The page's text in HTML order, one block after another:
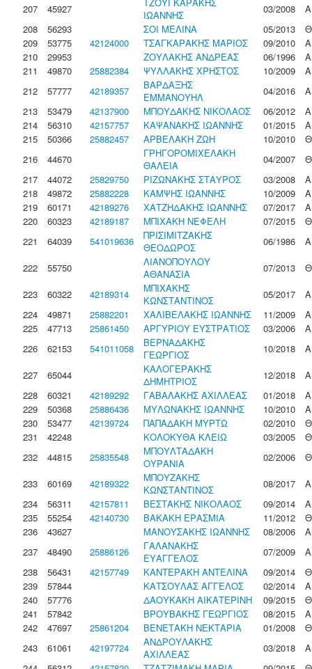
207 45927
ΙΩΑΝΝΗΣ
03/2008
Α
208
56293 ΣΟΙ ΜΕΛΙΝΑ 05/2013
Θ
209
53775 42124000 ΤΣΑΓΚΑΡΑΚΗΣ ΜΑΡΙΟΣ 09/2010
Α
210
29953 ΖΟΥΛΑΚΗΣ ΑΝΔΡΕΑΣ 06/1996
Α
211
49870 25882384 ΨΥΛΛΑΚΗΣ ΧΡΗΣΤΟΣ 10/2009
Α
212
57777 42189357
ΒΑΡΔΑΞΗΣ
ΕΜΜΑΝΟΥΗΛ
04/2016
Α
213
53479 42137900 ΜΠΟΥΔΑΚΗΣ ΝΙΚΟΛΑΟΣ 06/2012
Α
214
56310 42157757 ΚΑΨΑΝΑΚΗΣ ΙΩΑΝΝΗΣ 01/2015
Α
215
50366 25882457 ΑΡΒΕΛΑΚΗ ΖΩΗ 10/2010
Θ
216
44670
ΓΡΗΓΟΡΟΜΙΧΕΛΑΚΗ
ΘΑΛΕΙΑ
04/2007
Θ
217
44072 25829750 ΡΙΖΩΝΑΚΗΣ ΣΤΑΥΡΟΣ 03/2008
Α
218
49872 25882228 ΚΑΜΨΗΣ ΙΩΑΝΝΗΣ 10/2009
Α
219
60171 42189276 ΧΑΤΖΗΔΑΚΗΣ ΙΩΑΝΝΗΣ 07/2017
Α
220
60323 42189187 ΜΠΙΧΑΚΗ ΝΕΦΕΛΗ 07/2015
Θ
221
64039 541019636
ΠΡΙΣΙΜΙΤΖΑΚΗΣ
ΘΕΟΔΩΡΟΣ
06/1986
Α
222
55750
ΛΙΑΝΟΠΟΥΛΟΥ
ΑΘΑΝΑΣΙΑ
07/2013
Θ
223
60322 42189314
ΜΠΙΧΑΚΗΣ
ΚΩΝΣΤΑΝΤΙΝΟΣ
05/2017
Α
224
49871 25882201 ΧΑΛΙΒΕΛΑΚΗΣ ΙΩΑΝΝΗΣ 11/2009
Α
225
47713 25861450 ΑΡΓΥΡΙΟΥ ΕΥΣΤΡΑΤΙΟΣ 03/2006
Α
226
62153 541011058
ΒΕΡΝΑΔΑΚΗΣ
ΓΕΩΡΓΙΟΣ
10/2018
Α
227
65044
ΚΑΛΟΓΕΡΑΚΗΣ
ΔΗΜΗΤΡΙΟΣ
12/2018
Α
228
60321 42189292 ΓΑΒΑΛΑΚΗΣ ΑΧΙΛΛΕΑΣ 01/2018
Α
229
50368 25886436 ΜΥΛΩΝΑΚΗΣ ΙΩΑΝΝΗΣ 10/2010
Α
230
53477 42139724 ΠΑΠΑΔΑΚΗ ΜΥΡΤΩ 02/2010
Θ
231
42248 ΚΟΛΟΚΥΘΑ ΚΛΕΙΩ 03/2005
Θ
232
44815 25835548
ΜΠΟΥΛΤΑΔΑΚΗ
ΟΥΡΑΝΙΑ
02/2006
Θ
233
60169 42189322
ΜΠΟΥΖΑΚΗΣ
ΚΩΝΣΤΑΝΤΙΝΟΣ
08/2017
Α
234
56311 42157811 ΒΕΣΤΑΚΗΣ ΝΙΚΟΛΑΟΣ 09/2014
Α
235
55254 42140730 ΒΑΚΑΚΗ ΕΡΑΣΜΙΑ 11/2012
Θ
236
43627 ΜΑΝΟΥΣΑΚΗΣ ΙΩΑΝΝΗΣ 08/2006
Α
237
48490 25886126
ΓΑΛΑΝΑΚΗΣ
ΕΥΑΓΓΕΛΟΣ
07/2009
Α
238
56431 42157749 ΚΑΝΤΕΡΑΚΗ ΑΝΤΕΛΙΝΑ 09/2014
Θ
239
57844 ΚΑΤΣΟΥΛΑΣ ΑΓΓΕΛΟΣ 02/2014
Α
240
57776 ΔΑΟΥΚΑΚΗ ΑΙΚΑΤΕΡΙΝΗ 09/2015
Θ
241
57842 ΒΡΟΥΒΑΚΗΣ ΓΕΩΡΓΙΟΣ 08/2015
Α
242
47697 25861204 ΒΕΝΕΤΑΚΗ ΝΕΚΤΑΡΙΑ 01/2008
Θ
243
61061 42197724
ΑΝΔΡΟΥΛΑΚΗΣ
ΑΧΙΛΛΕΑΣ
03/2018
Α